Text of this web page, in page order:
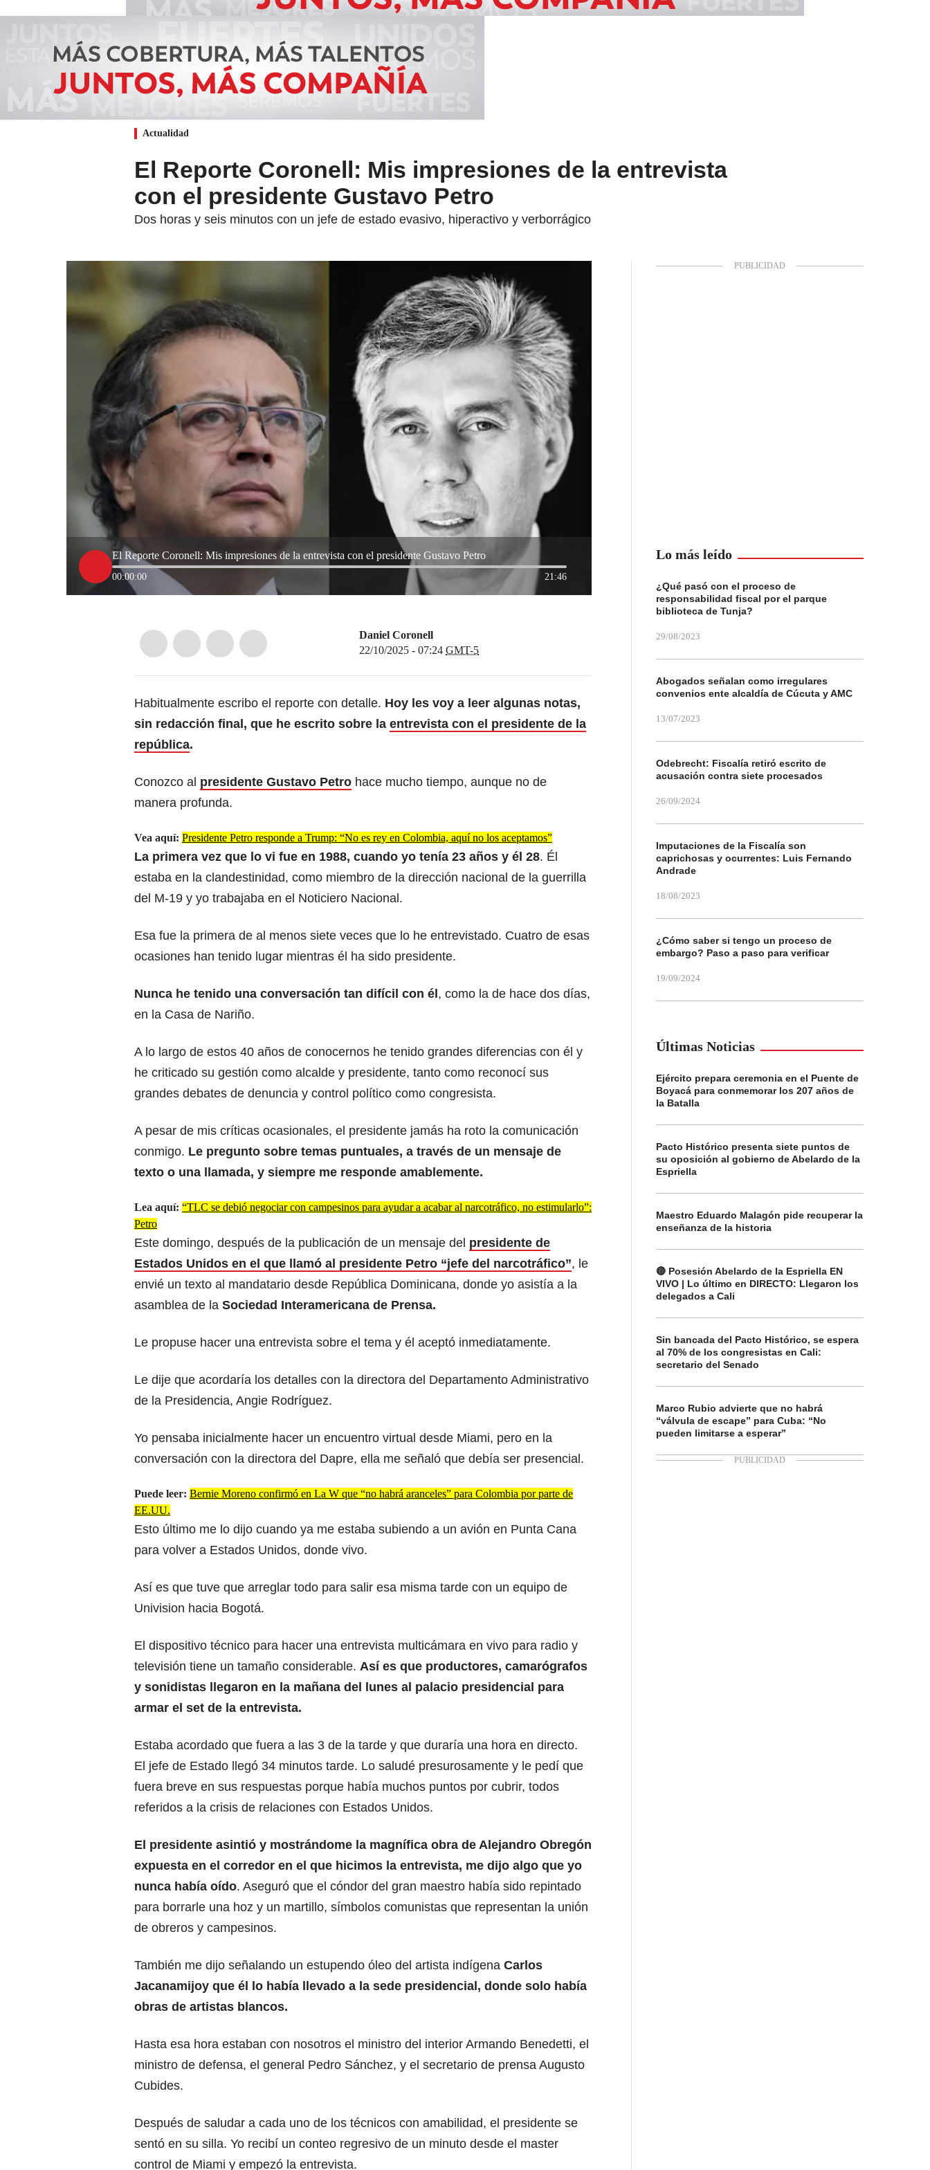
Actualidad
El Reporte Coronell: Mis impresiones de la entrevista
con el presidente Gustavo Petro
Dos horas y seis minutos con un jefe de estado evasivo, hiperactivo y verborrágico
El Reporte Coronell: Mis impresiones de la entrevista con el presidente Gustavo Petro
00:00:00 21:46
Daniel Coronell
22/10/2025 - 07:24 GMT-5
Habitualmente escribo el reporte con detalle. Hoy les voy a leer algunas notas,
sin redacción final, que he escrito sobre la entrevista con el presidente de la
república.
Conozco al presidente Gustavo Petro hace mucho tiempo, aunque no de
manera profunda.
Vea aquí: Presidente Petro responde a Trump: “No es rey en Colombia, aquí no los aceptamos”
La primera vez que lo vi fue en 1988, cuando yo tenía 23 años y él 28. Él
estaba en la clandestinidad, como miembro de la dirección nacional de la guerrilla
del M-19 y yo trabajaba en el Noticiero Nacional.
Esa fue la primera de al menos siete veces que lo he entrevistado. Cuatro de esas
ocasiones han tenido lugar mientras él ha sido presidente.
Nunca he tenido una conversación tan difícil con él , como la de hace dos días,
en la Casa de Nariño.
A lo largo de estos 40 años de conocernos he tenido grandes diferencias con él y
he criticado su gestión como alcalde y presidente, tanto como reconocí sus
grandes debates de denuncia y control político como congresista.
A pesar de mis críticas ocasionales, el presidente jamás ha roto la comunicación
conmigo. Le pregunto sobre temas puntuales, a través de un mensaje de
texto o una llamada, y siempre me responde amablemente.
Lea aquí: “TLC se debió negociar con campesinos para ayudar a acabar al narcotráfico, no estimularlo”:
Petro
Este domingo, después de la publicación de un mensaje del presidente de
Estados Unidos en el que llamó al presidente Petro “jefe del narcotráfico”, le
envié un texto al mandatario desde República Dominicana, donde yo asistía a la
asamblea de la Sociedad Interamericana de Prensa.
Le propuse hacer una entrevista sobre el tema y él aceptó inmediatamente.
Le dije que acordaría los detalles con la directora del Departamento Administrativo
de la Presidencia, Angie Rodríguez.
Yo pensaba inicialmente hacer un encuentro virtual desde Miami, pero en la
conversación con la directora del Dapre, ella me señaló que debía ser presencial.
Puede leer: Bernie Moreno confirmó en La W que “no habrá aranceles” para Colombia por parte de
EE.UU.
Esto último me lo dijo cuando ya me estaba subiendo a un avión en Punta Cana
para volver a Estados Unidos, donde vivo.
Así es que tuve que arreglar todo para salir esa misma tarde con un equipo de
Univision hacia Bogotá.
El dispositivo técnico para hacer una entrevista multicámara en vivo para radio y
televisión tiene un tamaño considerable. Así es que productores, camarógrafos
y sonidistas llegaron en la mañana del lunes al palacio presidencial para
armar el set de la entrevista.
Estaba acordado que fuera a las 3 de la tarde y que duraría una hora en directo.
El jefe de Estado llegó 34 minutos tarde. Lo saludé presurosamente y le pedí que
fuera breve en sus respuestas porque había muchos puntos por cubrir, todos
referidos a la crisis de relaciones con Estados Unidos.
El presidente asintió y mostrándome la magnífica obra de Alejandro Obregón
expuesta en el corredor en el que hicimos la entrevista, me dijo algo que yo
nunca había oído. Aseguró que el cóndor del gran maestro había sido repintado
para borrarle una hoz y un martillo, símbolos comunistas que representan la unión
de obreros y campesinos.
También me dijo señalando un estupendo óleo del artista indígena Carlos
Jacanamijoy que él lo había llevado a la sede presidencial, donde solo había
obras de artistas blancos.
Hasta esa hora estaban con nosotros el ministro del interior Armando Benedetti, el
ministro de defensa, el general Pedro Sánchez, y el secretario de prensa Augusto
Cubides.
Después de saludar a cada uno de los técnicos con amabilidad, el presidente se
sentó en su silla. Yo recibí un conteo regresivo de un minuto desde el master
control de Miami y empezó la entrevista.
Lo más leído
¿Qué pasó con el proceso de
responsabilidad fiscal por el parque
biblioteca de Tunja?
29/08/2023
Abogados señalan como irregulares
convenios ente alcaldía de Cúcuta y AMC
13/07/2023
Odebrecht: Fiscalía retiró escrito de
acusación contra siete procesados
26/09/2024
Imputaciones de la Fiscalía son
caprichosas y ocurrentes: Luis Fernando
Andrade
18/08/2023
¿Cómo saber si tengo un proceso de
embargo? Paso a paso para verificar
19/09/2024
Últimas Noticias
Ejército prepara ceremonia en el Puente de
Boyacá para conmemorar los 207 años de
la Batalla
Pacto Histórico presenta siete puntos de
su oposición al gobierno de Abelardo de la
Espriella
Maestro Eduardo Malagón pide recuperar la
enseñanza de la historia
🔴 Posesión Abelardo de la Espriella EN
VIVO | Lo último en DIRECTO: Llegaron los
delegados a Cali
Sin bancada del Pacto Histórico, se espera
al 70% de los congresistas en Cali:
secretario del Senado
Marco Rubio advierte que no habrá
“válvula de escape” para Cuba: “No
pueden limitarse a esperar”